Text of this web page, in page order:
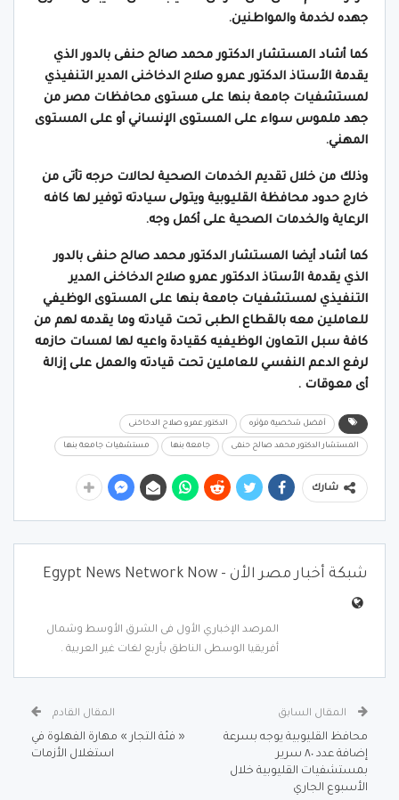
جهده لخدمة والمواطنين.
كما أشاد المستشار الدكتور محمد صالح حنفى بالدور الذي
يقدمة الأستاذ الدكتور عمرو صلاح الدخاخنى المدير التنفيذي
لمستشفيات جامعة بنها على مستوى محافظات مصر من
جهد ملموس سواء على المستوى الإنساني أو على المستوى
المهني.
وذلك من خلال تقديم الخدمات الصحية لحالات حرجه تأتى من
خارج حدود محافظة القليوبية ويتولى سيادته توفير لها كافه
الرعاية والخدمات الصحية على أكمل وجه.
كما أشاد أيضا المستشار الدكتور محمد صالح حنفى بالدور
الذي يقدمة الأستاذ الدكتور عمرو صلاح الدخاخنى المدير
التنفيذي لمستشفيات جامعة بنها على المستوى الوظيفي
للعاملين معه بالقطاع الطبى تحت قيادته وما يقدمه لهم من
كافة سبل التعاون الوظيفيه كقيادة واعيه لها لمسات حازمه
لرفع الدعم النفسي للعاملين تحت قيادته والعمل على إزالة
أى معوقات .
أفضل شخصية مؤثره الدكتور عمرو صلاح الدخاخنى
المستشار الدكتور محمد صالح حنفى جامعة بنها مستشفيات جامعة بنها
شارك
شبكة أخبار مصر الأن - Egypt News Network Now
المرصد الإخباري الأول فى الشرق الأوسط وشمال
أفريقيا الوسطى الناطق بأربع لغات غير العربية .
المقال السابق
محافظ القليوبية يوجه بسرعة
إضافة عدد ٨٠ سرير
بمستشفيات القليوبية خلال
الأسبوع الجاري
المقال القادم
« فئة التجار » مهارة الفهلوة في
استغلال الأزمات